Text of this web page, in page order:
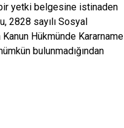
bir yetki belgesine istinaden
2828 sayılı Sosyal
Hükmünde Kararname
bulunmadığından